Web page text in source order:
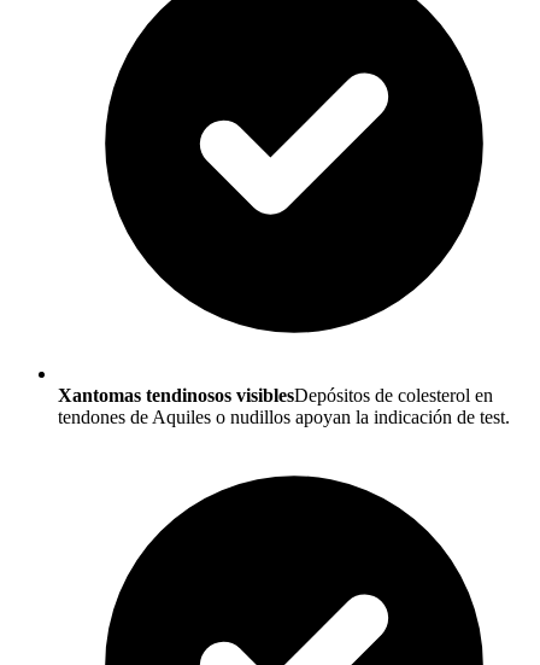
Xantomas tendinosos visiblesDepósitos de colesterol en
tendones de Aquiles o nudillos apoyan la indicación de test.